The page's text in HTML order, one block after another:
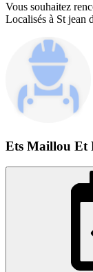
Vous souhaitez
Localisés à St jean
Ets Maillou Et